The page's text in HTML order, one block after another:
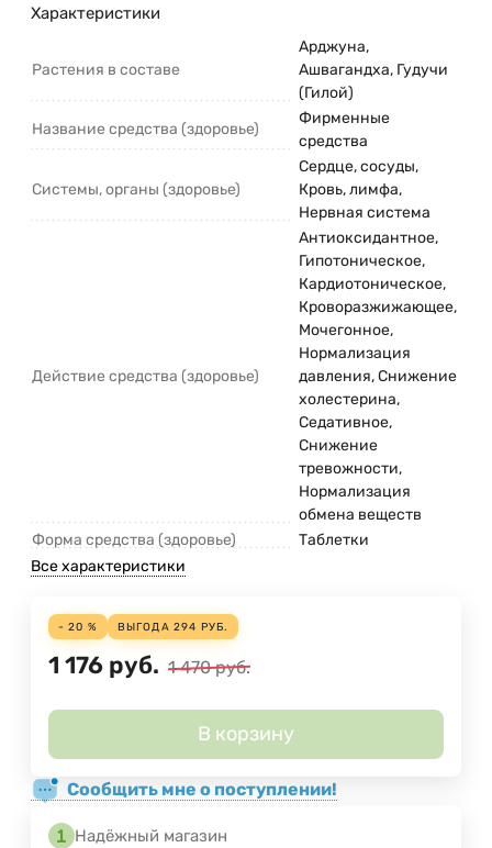
Характеристики
Растения в составе
Арджуна,
Ашвагандха, Гудучи
(Гилой)
Название средства (здоровье)
Фирменные
средства
Системы, органы (здоровье)
Сердце, сосуды,
Кровь, лимфа,
Нервная система
Действие средства (здоровье)
Антиоксидантное,
Гипотоническое,
Кардиотоническое,
Кроворазжижающее,
Мочегонное,
Нормализация
давления, Снижение
холестерина,
Седативное,
Снижение
тревожности,
Нормализация
обмена веществ
Форма средства (здоровье)
Таблетки
Все характеристики
- 20 % ВЫГОДА 294 РУБ.
1 176 руб. 1 470 руб.
В корзину
Сообщить мне о поступлении!
Надёжный магазин